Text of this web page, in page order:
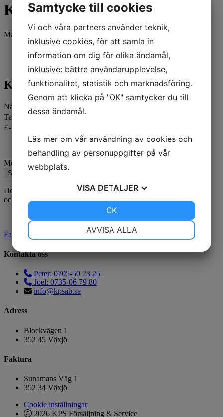
KLOAKDYSA 1/8″ 0,4 3+1
Max 250 bar. 1/8" 0,4 3 bak + 1 fram ​Utvändigt mått: 15 mm
Kontakta oss
Kontakta oss
Namn
Telefon
E-post
Meddelande
Skicka
Den här webbplatsen är skyddad av reCAPTCHA
och GoogleSekretesspolicyochAnvändarvillkorgäller.
Facebook
Kontakta oss
Peter: 0705-50 23 25
Joel: 0735-06 79 80
info@kpsab.se
Adress
Blockvägen 1
352 45 Växjö
Faktura
Sunamans Väg 1
352 34 Växjö
Cookie inställningar
2026 KPS Försäljning & Service
Samtycke till cookies
Vi och våra partners använder teknik,
inklusive cookies, för att samla in
information om dig för olika ändamål,
inklusive: bättre användarupplevelse,
funktionalitet, statistik och marknadsföring.
Genom att klicka på "OK" samtycker du till
dessa ändamål.
Läs mer om vår användning av cookies och
behandling av personuppgifter på vår
webbplats.
VISA DETALJER
AVVISA ALLA
OK